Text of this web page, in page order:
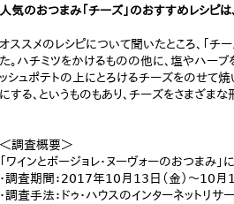
人気のおつまみ「チーズ」のおすすめレシピは
オススメのレシピについて聞いたところ、「チ
た。ハチミツをかけるものの他に、塩やハーブ
ッシュポテトの上にとろけるチーズをのせて
にする、というものもあり、チーズをさまざま
＜調査概要＞
「ワインとボージョレ・ヌーヴォーのおつまみ」
・調査期間：2017年10月13日（金）～10月
・調査手法：ドゥ・ハウスのインターネット